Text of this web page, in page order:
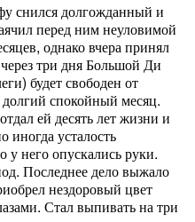
снился долгожданный и
перед ним неуловимой
однако вчера принял
три дня Большой Ди
будет свободен от
спокойный месяц.
ей десять лет жизни и
иногда усталость
у него опускались руки.
Последнее дело выжало
нездоровый цвет
Стал выпивать на три